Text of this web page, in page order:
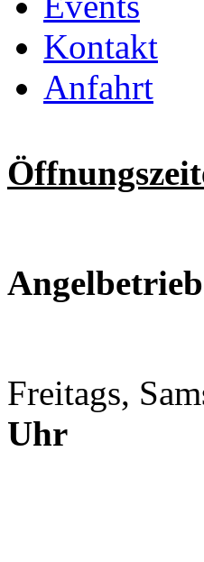
Kontakt
Anfahrt
Angelbetrieb
Freitags,
Uhr